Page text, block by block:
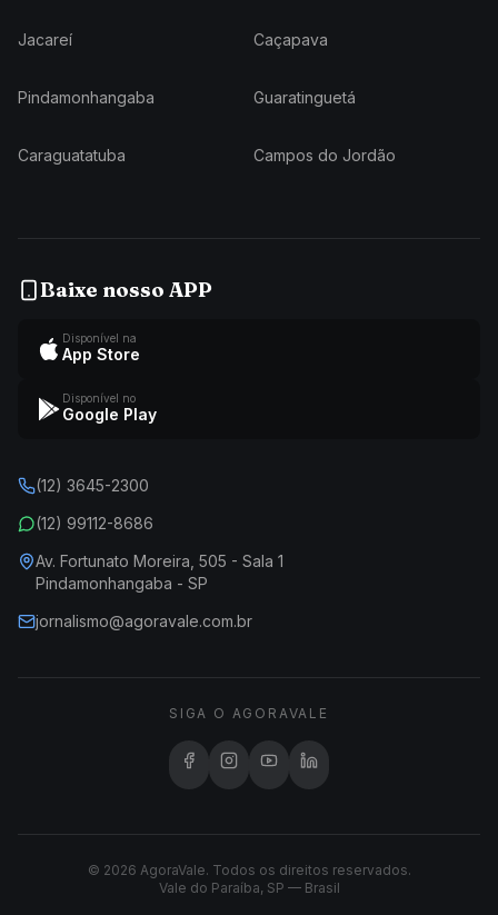
Jacareí Caçapava
Pindamonhangaba Guaratinguetá
Caraguatatuba Campos do Jordão
Baixe nosso APP
Disponível na
App Store
Disponível no
Google Play
(12) 3645-2300
(12) 99112-8686
Av. Fortunato Moreira, 505 - Sala 1
Pindamonhangaba - SP
jornalismo@agoravale.com.br
SIGA O AGORAVALE
© 2026 AgoraVale. Todos os direitos reservados.
Vale do Paraíba, SP — Brasil